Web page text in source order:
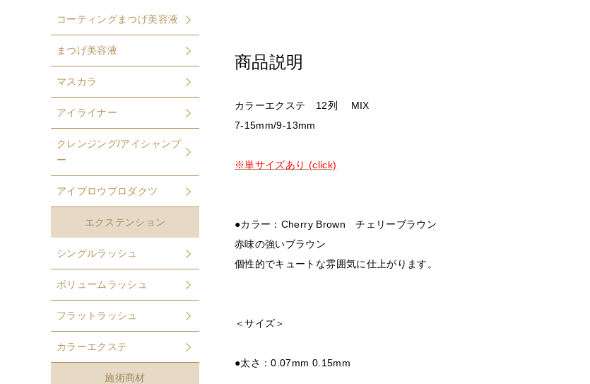
商品説明
カラーエクステ 12列 MIX
7-15mm/9-13mm
※単サイズあり (click)
●カラー：Cherry Brown チェリーブラウン
赤味の強いブラウン
個性的でキュートな雰囲気に仕上がります。
＜サイズ＞
●太さ：0.07mm 0.15mm
コーティングまつげ美容液
まつげ美容液
マスカラ
アイライナー
クレンジング/アイシャンプ
ー
アイブロウプロダクツ
エクステンション
シングルラッシュ
ボリュームラッシュ
フラットラッシュ
カラーエクステ
施術商材